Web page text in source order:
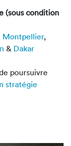
(sous condition
Montpellier,
& Dakar
poursuivre
stratégie